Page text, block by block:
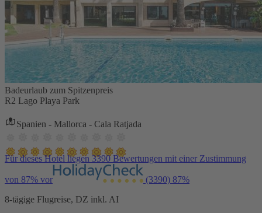
Badeurlaub zum Spitzenpreis
R2 Lago Playa Park
Spanien - Mallorca - Cala Ratjada
Für dieses Hotel liegen 3390 Bewertungen mit einer Zustimmung
von 87% vor (3390) 87%
8-tägige Flugreise, DZ inkl. AI